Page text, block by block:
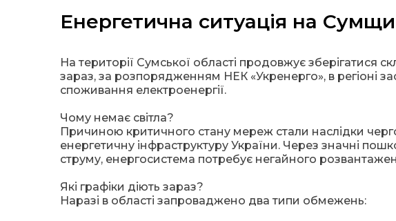
Енергетична ситуація на
На території Сумської області продовжує зберігатися
зараз, за розпорядженням НЕК «Укренерго», в регіоні
споживання електроенергії.
Чому немає світла?
Причиною критичного стану мереж стали наслідки
енергетичну інфраструктуру України. Через значні
струму, енергосистема потребує негайного
Які графіки діють зараз?
Наразі в області запроваджено два типи обмежень: